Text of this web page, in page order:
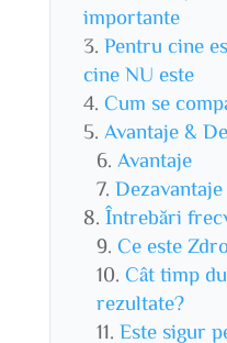
importante
Pentru cine
cine NU este
Cum se
Avantaje &
Avantaje
Dezavantaje
Întrebări
Ce este
Cât timp
rezultate?
Este sigur